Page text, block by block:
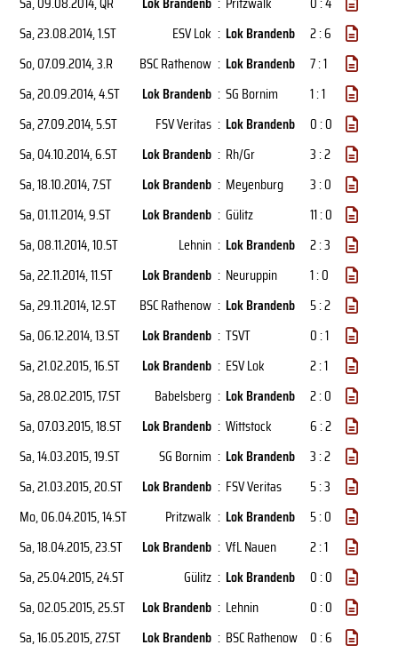
Sa, 23.08.2014, 1.ST ESV Lok : Lok Brandenb
2 : 6
So, 07.09.2014, 3.R BSC Rathenow : Lok Brandenb
7 : 1
Sa, 20.09.2014, 4.ST Lok Brandenb : SG Bornim
1 : 1
Sa, 27.09.2014, 5.ST FSV Veritas : Lok Brandenb
0 : 0
Sa, 04.10.2014, 6.ST Lok Brandenb : Rh/Gr
3 : 2
Sa, 18.10.2014, 7.ST Lok Brandenb : Meyenburg
3 : 0
Sa, 01.11.2014, 9.ST Lok Brandenb : Gülitz
11 : 0
Sa, 08.11.2014, 10.ST Lehnin : Lok Brandenb
2 : 3
Sa, 22.11.2014, 11.ST Lok Brandenb : Neuruppin
1 : 0
Sa, 29.11.2014, 12.ST BSC Rathenow : Lok Brandenb
5 : 2
Sa, 06.12.2014, 13.ST Lok Brandenb : TSVT
0 : 1
Sa, 21.02.2015, 16.ST Lok Brandenb : ESV Lok
2 : 1
Sa, 28.02.2015, 17.ST Babelsberg : Lok Brandenb
2 : 0
Sa, 07.03.2015, 18.ST Lok Brandenb : Wittstock
6 : 2
Sa, 14.03.2015, 19.ST SG Bornim : Lok Brandenb
3 : 2
Sa, 21.03.2015, 20.ST Lok Brandenb : FSV Veritas
5 : 3
Mo, 06.04.2015, 14.ST Pritzwalk : Lok Brandenb
5 : 0
Sa, 18.04.2015, 23.ST Lok Brandenb : VfL Nauen
2 : 1
Sa, 25.04.2015, 24.ST Gülitz : Lok Brandenb
0 : 0
Sa, 02.05.2015, 25.ST Lok Brandenb : Lehnin
0 : 0
Sa, 16.05.2015, 27.ST Lok Brandenb : BSC Rathenow 0 : 6